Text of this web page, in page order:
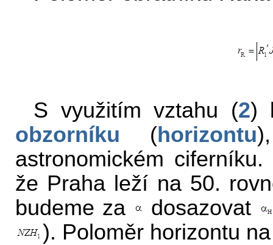
S využitím vztahu (2)
obzorníku (horizontu
astronomickém
že Praha leží na 50.
budeme za
dosazovat
). Poloměr horizontu